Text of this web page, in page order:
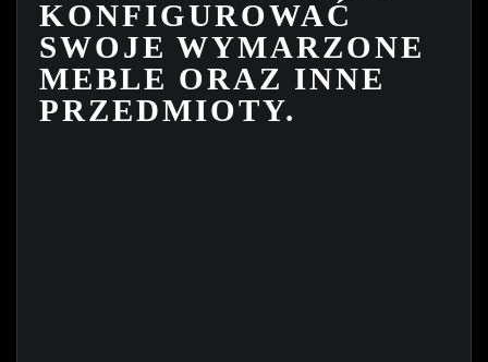
KONFIGUROWAĆ
SWOJE WYMARZONE
MEBLE ORAZ INNE
PRZEDMIOTY.